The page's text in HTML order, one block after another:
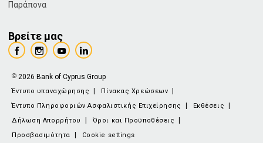
Παράπονα
Βρείτε μας
2026 Bank of Cyprus Group
Έντυπο υπαναχώρησης
Πίνακας Χρεώσεων
Έντυπο Πληροφοριών Ασφαλιστικής Επιχείρησης
Εκθέσεις
Δήλωση Απορρήτου
Όροι και Προϋποθέσεις
Προσβασιμότητα
Cookie settings